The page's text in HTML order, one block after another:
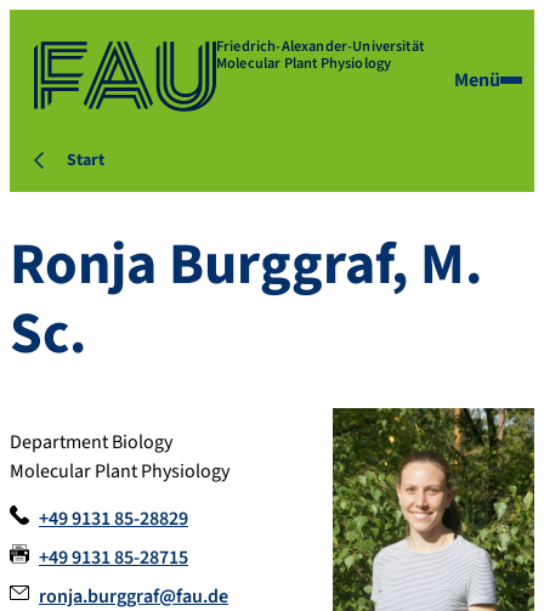
Friedrich-Alexander-Universität
Molecular Plant Physiology
Menü
Start
Ronja Burggraf, M.
Sc.
Department Biology
Molecular Plant Physiology
+49 9131 85-28829
+49 9131 85-28715
ronja.burggraf@fau.de